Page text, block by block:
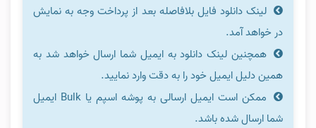
لینک دانلود فایل بلافاصله بعد از پرداخت وجه به نمایش
در خواهد آمد.
همچنین لینک دانلود به ایمیل شما ارسال خواهد شد به
همین دلیل ایمیل خود را به دقت وارد نمایید.
ممکن است ایمیل ارسالی به پوشه اسپم یا Bulk ایمیل
شما ارسال شده باشد.